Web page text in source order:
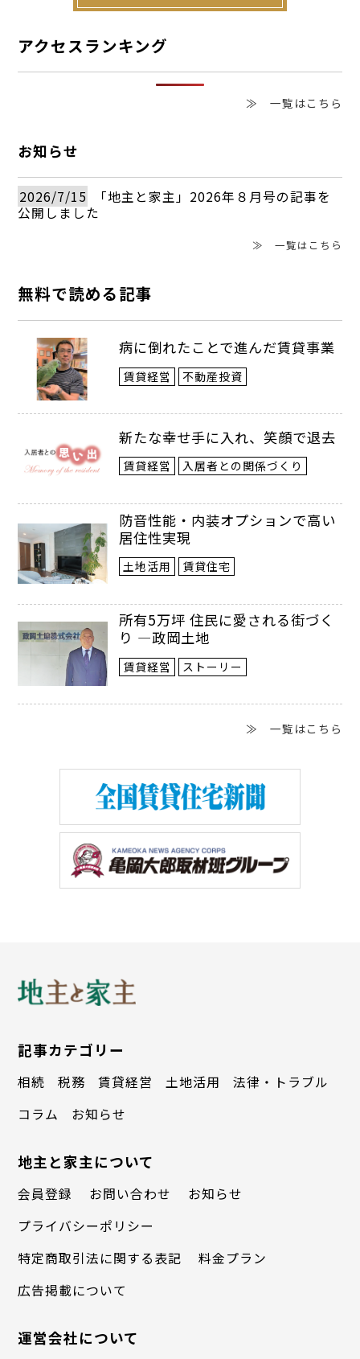
アクセスランキング
≫ 一覧はこちら
お知らせ
2026/7/15
「地主と家主」2026年８月号の記事を
公開しました
≫ 一覧はこちら
無料で読める記事
病に倒れたことで進んだ賃貸事業
賃貸経営 不動産投資
新たな幸せ手に入れ、笑顔で退去
賃貸経営 入居者との関係づくり
防音性能・内装オプションで高い
居住性実現
土地活用 賃貸住宅
所有5万坪 住民に愛される街づく
り ―政岡土地
賃貸経営 ストーリー
≫ 一覧はこちら
記事カテゴリー
相続 税務 賃貸経営 土地活用
法律・トラブル
コラム
お知らせ
地主と家主について
会員登録 お問い合わせ
お知らせ
プライバシーポリシー
特定商取引法に関する表記
料金プラン
広告掲載について
運営会社について